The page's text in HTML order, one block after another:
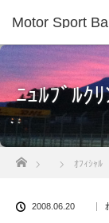
Motor Sport
ﾆｭﾙﾌﾞﾙｸ
ｵﾌｨｼｬﾙ
2008.06.20